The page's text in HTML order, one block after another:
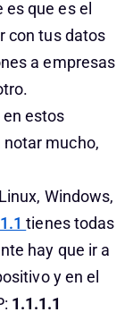
que es el
con tus datos
a empresas
en estos
mucho,
Windows,
tienes todas
hay que ir a
y en el
1.1.1.1